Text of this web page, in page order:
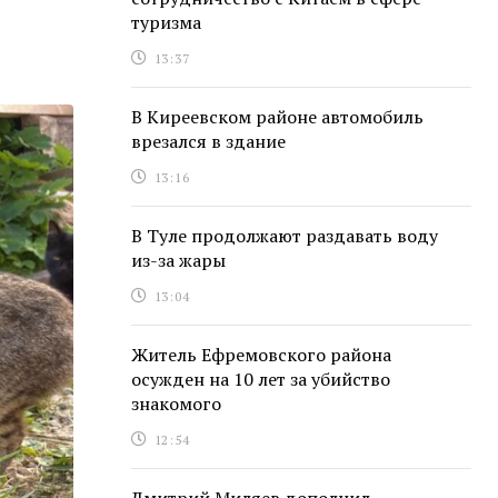
туризма
13:37
В Киреевском районе автомобиль
врезался в здание
13:16
В Туле продолжают раздавать воду
из-за жары
13:04
Житель Ефремовского района
осужден на 10 лет за убийство
знакомого
12:54